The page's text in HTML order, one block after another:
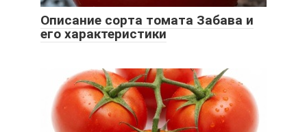
Описание сорта томата Забава и
его характеристики